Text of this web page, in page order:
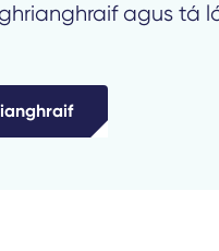
agus tá